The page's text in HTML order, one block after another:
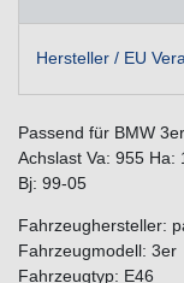
Hersteller / EU
Passend für BMW
Achslast Va: 955 Ha:
Bj: 99-05
Fahrzeughersteller:
Fahrzeugmodell: 3er
Fahrzeugtyp: E46